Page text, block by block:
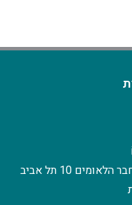
10 תל אביב